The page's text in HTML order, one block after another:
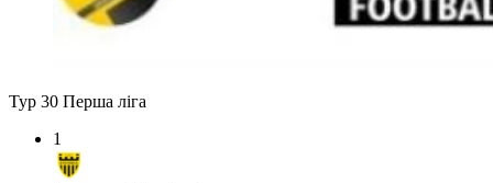
Тур 30 Перша ліга
1